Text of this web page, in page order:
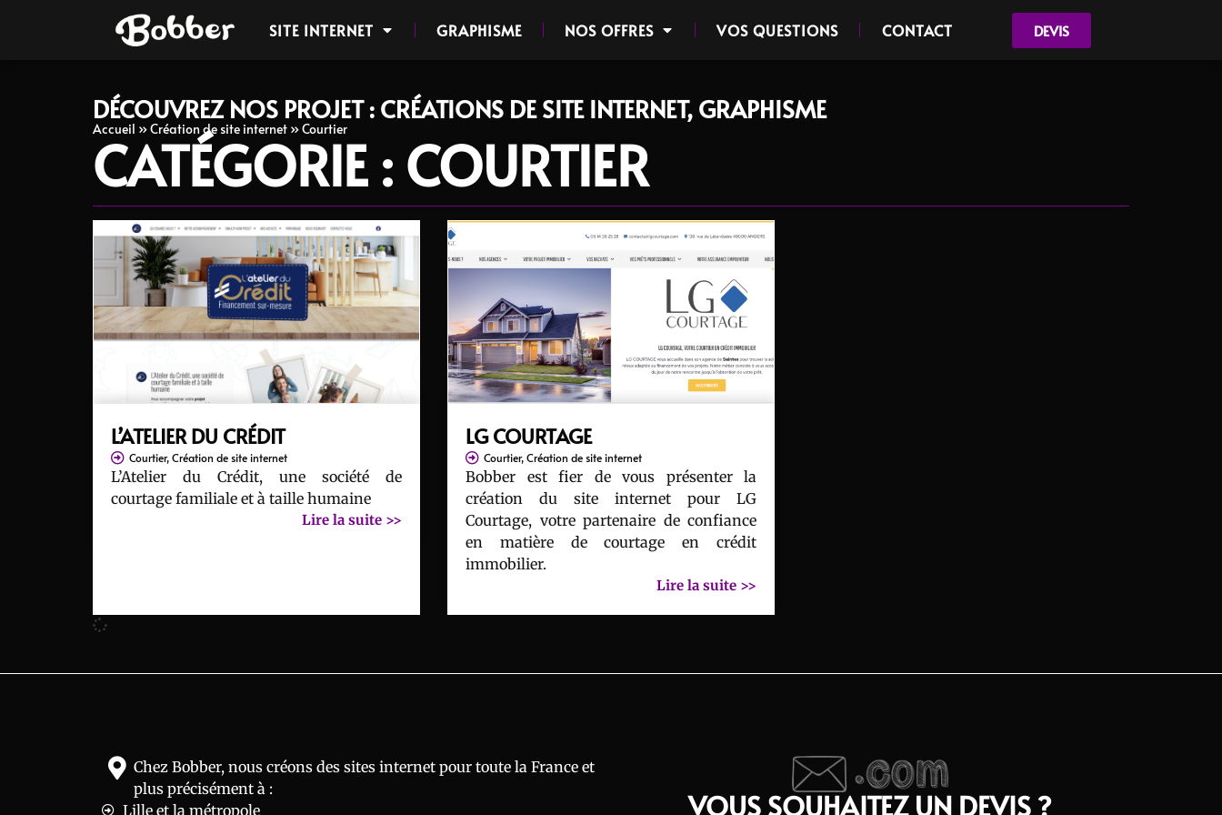
SITE INTERNET GRAPHISME NOS OFFRES VOS QUESTIONS CONTACT DEVIS
DÉCOUVREZ NOS PROJET : CRÉATIONS DE SITE INTERNET, GRAPHISME
Accueil »Création de site internet »Courtier
CATÉGORIE : COURTIER
L’ATELIER DU CRÉDIT
Courtier,Création de site internet
L’Atelier du Crédit, une société de
courtage familiale et à taille humaine
Lire la suite >>
LG COURTAGE
Courtier,Création de site internet
Bobber est fier de vous présenter la
création du site internet pour LG
Courtage, votre partenaire de confiance
en matière de courtage en crédit
immobilier.
Lire la suite >>
VOUS SOUHAITEZ UN DEVIS ?
Chez Bobber, nous créons des sites internet pour toute la France et
plus précisément à :
Lille et la métropole